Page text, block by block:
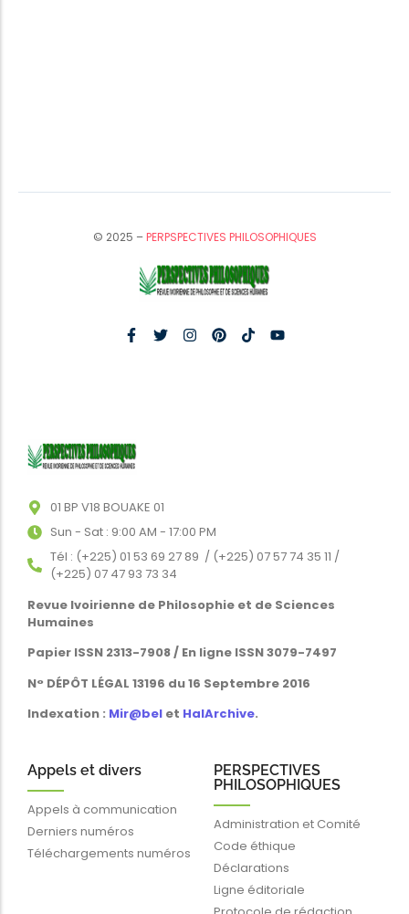
© 2025 –PERPSPECTIVES PHILOSOPHIQUES
01 BP V18 BOUAKE 01
Sun - Sat : 9:00 AM - 17:00 PM
Tél : (+225) 01 53 69 27 89 / (+225) 07 57 74 35 11 /
(+225) 07 47 93 73 34
Revue Ivoirienne de Philosophie et de Sciences
Humaines
Papier ISSN 2313-7908 / En ligne ISSN 3079-7497
N° DÉPÔT LÉGAL 13196 du 16 Septembre 2016
Indexation : Mir@bel et HalArchive.
Appels et divers
Appels à communication
Derniers numéros
Téléchargements numéros
PERSPECTIVES
PHILOSOPHIQUES
Administration et Comité
Code éthique
Déclarations
Ligne éditoriale